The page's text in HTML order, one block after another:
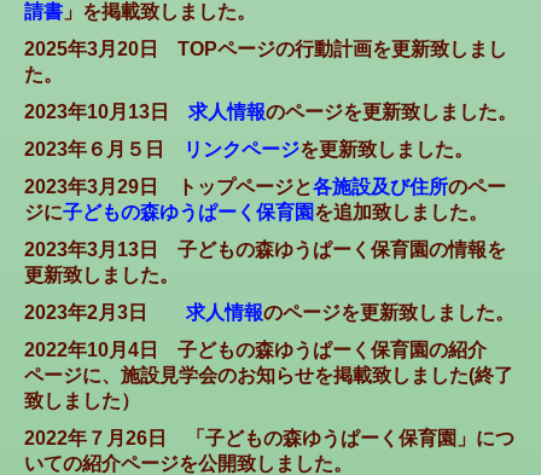
請書 」 を掲載致しました。
2025年3月20日 TOPページの行動計画を更新致しまし
た。
2023年10月13日 求人情報のページを更新致しました。
2023年６月５日
リンクページを更新致しました。
2023年3月29日 トップページと各施設及び住所のペー
ジに子どもの森ゆうぱーく保育園を追加致しました。
2023年3月13日 子どもの森ゆうぱーく保育園の情報を
更新致しました。
2023年2月3日 求人情報のページを更新致しました。
2022年10月4日 子どもの森ゆうぱーく保育園の紹介
ページに、施設見学会のお知らせを掲載致しました(終了
致しました）
2022年７月26日 「子どもの森ゆうぱーく保育園」につ
いての紹介ページを公開致しました。